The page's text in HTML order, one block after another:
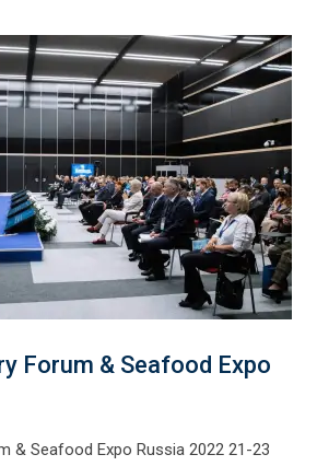
Forum & Seafood Expo
& Seafood Expo Russia 2022 21-23